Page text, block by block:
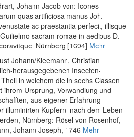
Johann Jacob von: Icones
quas artificiosa manus Joh.
ac praestantia perfecit, illisque
sacram romae in aedibus D.
, Nürnberg [1694] Mehr
Johann/Kleemann, Christian
herausgegebenen Insecten-
in welchem die in sechs Classen
ihrem Ursprung, Verwandlung und
aus eigener Erfahrung
illuminirten Kupfern, nach dem Leben
, Nürnberg: Rösel von Rosenhof,
Johann Joseph, 1746 Mehr